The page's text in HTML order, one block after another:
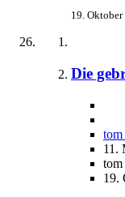
19.
Die
tom
11.
tom
19.